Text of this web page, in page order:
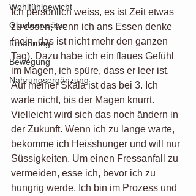
Wohlfühlgewicht
Glaubenssätze
Ernährung
Bewegung
Nahrungsergänzung
Ich persönlich weiss, es ist Zeit etwas
zu essen, wenn ich ans Essen denke
(nein, das ist nicht mehr den ganzen
Tag). Dazu habe ich ein flaues Gefühl
im Magen, ich spüre, dass er leer ist.
Auf meiner Skala ist das bei 3. Ich
warte nicht, bis der Magen knurrt.
Vielleicht wird sich das noch ändern in
der Zukunft. Wenn ich zu lange warte,
bekomme ich Heisshunger und will nur
Süssigkeiten. Um einen Fressanfall zu
vermeiden, esse ich, bevor ich zu
hungrig werde. Ich bin im Prozess und